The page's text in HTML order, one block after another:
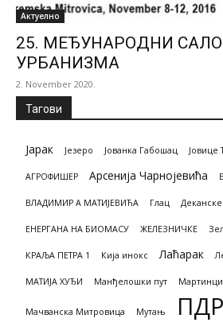
Актуелно
25. МЕЂУНАРОДНИ
УРБАНИЗМА
2. November 2020.
Тагови
Јарак Језеро Јованка Габошац Јовице
АГРОФИШЕР Арсенија Чарнојевића
ВЛАДИМИР А МАТИЈЕВИЋА Глац
ЕНЕРГАНА НА БИОМАСУ ЖЕЛЕЗНИЧКЕ
КРАЉА ПЕТРА 1 Кија инокс Лаћарак
МАТИЈА ХУЂИ Манђелошки пут Мартинци
Мачванска Митровица Мутањ ПДР